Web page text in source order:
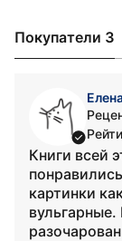
Покупатели 3
Книги всей
картинки